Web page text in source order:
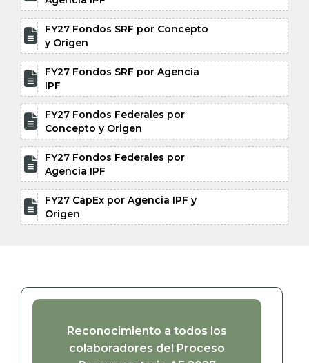

FY27 Fondos SRF por Concepto
y Origen

FY27 Fondos SRF por Agencia
IPF

FY27 Fondos Federales por
Concepto y Origen

FY27 Fondos Federales por
Agencia IPF

FY27 CapEx por Agencia IPF y
Origen
Reconocimiento a todos los
colaboradores del Proceso